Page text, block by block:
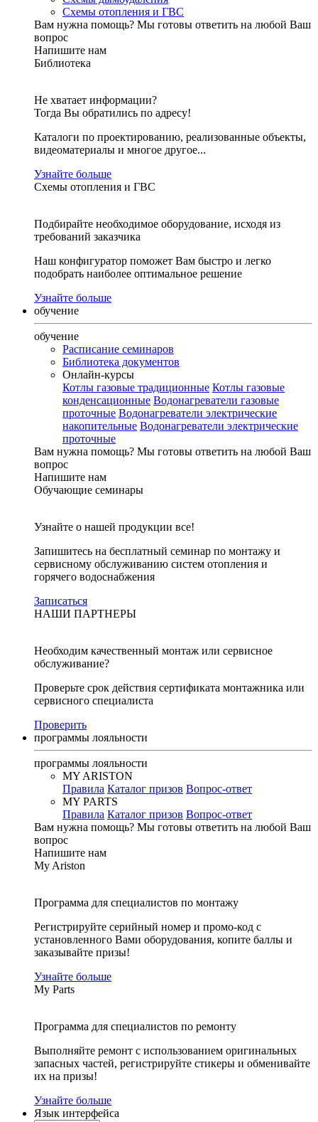
Схемы отопления и ГВС
Вам нужна помощь? Мы готовы ответить на любой Ваш
вопрос
Напишите нам
Библиотека
Не хватает информации?
Тогда Вы обратились по адресу!
Каталоги по проектированию, реализованные объекты,
видеоматериалы и многое другое...
Узнайте больше
Схемы отопления и ГВС
Подбирайте необходимое оборудование, исходя из
требований заказчика
Наш конфигуратор поможет Вам быстро и легко
подобрать наиболее оптимальное решение
Узнайте больше
обучение
обучение
Расписание семинаров
Библиотека документов
Онлайн-курсы
Котлы газовые традиционные Котлы газовые
конденсационные Водонагреватели газовые
проточные Водонагреватели электрические
накопительные Водонагреватели электрические
проточные
Вам нужна помощь? Мы готовы ответить на любой Ваш
вопрос
Напишите нам
Обучающие семинары
Узнайте о нашей продукции все!
Запишитесь на бесплатный семинар по монтажу и
сервисному обслуживанию систем отопления и
горячего водоснабжения
Записаться
НАШИ ПАРТНЕРЫ
Необходим качественный монтаж или сервисное
обслуживание?
Проверьте срок действия сертификата монтажника или
сервисного специалиста
Проверить
программы лояльности
программы лояльности
MY ARISTON
Правила Каталог призов Вопрос-ответ
MY PARTS
Правила Каталог призов Вопрос-ответ
Вам нужна помощь? Мы готовы ответить на любой Ваш
вопрос
Напишите нам
My Ariston
Программа для специалистов по монтажу
Регистрируйте серийный номер и промо-код с
установленного Вами оборудования, копите баллы и
заказывайте призы!
Узнайте больше
My Parts
Программа для специалистов по ремонту
Выполняйте ремонт с использованием оригинальных
запасных частей, регистрируйте стикеры и обменивайте
их на призы!
Узнайте больше
Язык интерфейса